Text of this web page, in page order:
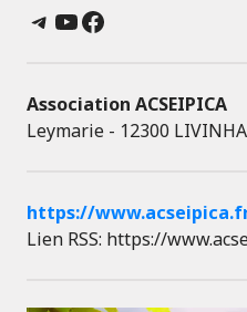
Telegram
YouTube
Facebook
Association ACSEIPICA
Leymarie - 12300
https://
Lien RSS: https://